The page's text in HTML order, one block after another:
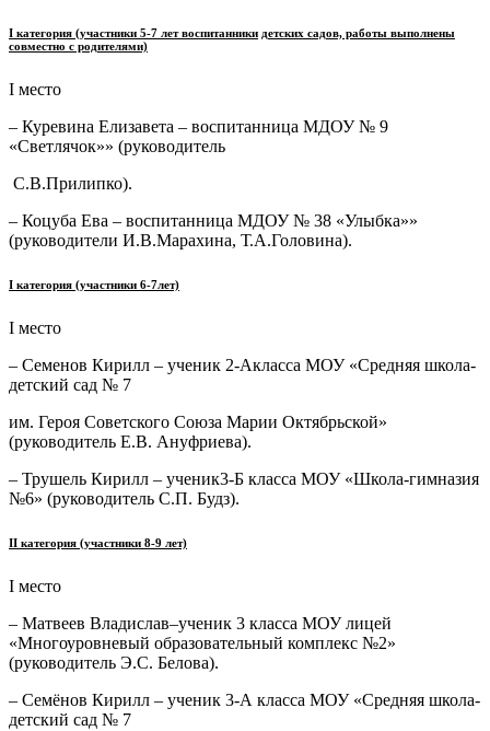
I категория (участники 5-7 лет воспитанники детских садов, работы выполнены
совместно с родителями)
I место
– Куревина Елизавета – воспитанница МДОУ № 9
«Светлячок»» (руководитель
С.В.Прилипко).
– Коцуба Ева – воспитанница МДОУ № 38 «Улыбка»»
(руководители И.В.Марахина, Т.А.Головина).
I категория (участники 6-7лет)
I место
– Семенов Кирилл – ученик 2-Акласса МОУ «Средняя школа-
детский сад № 7
им. Героя Советского Союза Марии Октябрьской»
(руководитель Е.В. Ануфриева).
– Трушель Кирилл – ученик3-Б класса МОУ «Школа-гимназия
№6» (руководитель С.П. Будз).
II категория (участники 8-9 лет)
I место
– Матвеев Владислав–ученик 3 класса МОУ лицей
«Многоуровневый образовательный комплекс №2»
(руководитель Э.С. Белова).
– Семёнов Кирилл – ученик 3-А класса МОУ «Средняя школа-
детский сад № 7